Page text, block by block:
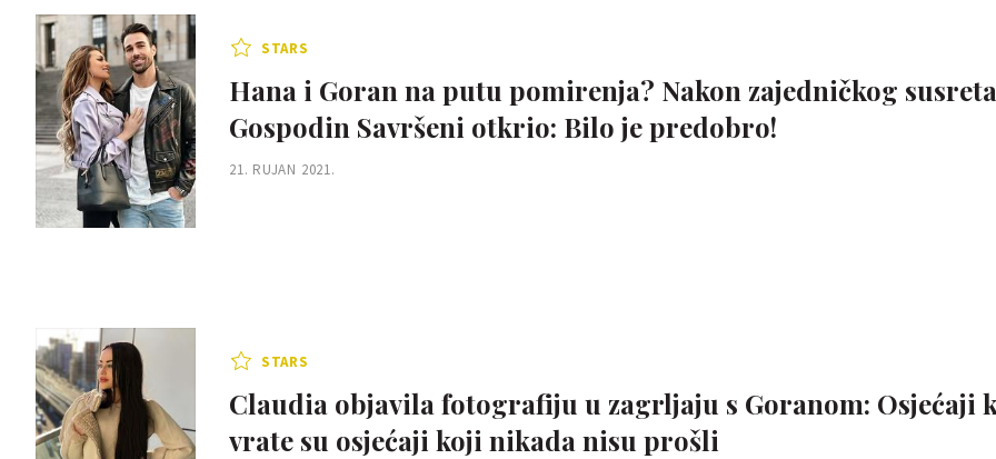
STARS
Hana i Goran na putu pomirenja? Nakon zajedničkog susreta
Gospodin Savršeni otkrio: Bilo je predobro!
21. RUJAN 2021.
STARS
Claudia objavila fotografiju u zagrljaju s Goranom: Osjećaji
vrate su osjećaji koji nikada nisu prošli